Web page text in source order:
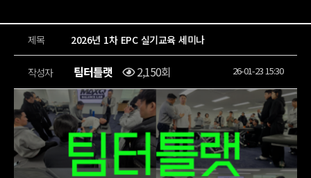
제목 2026년 1차 EPC 실기교육 세미나
작성자 팀터틀랫 2,150회 26-01-23 15:30